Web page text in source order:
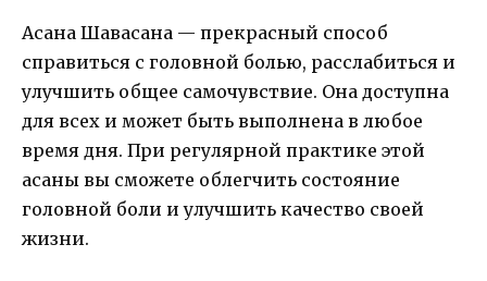
Асана Шавасана — прекрасный способ
справиться с головной болью, расслабиться и
улучшить общее самочувствие. Она доступна
для всех и может быть выполнена в любое
время дня. При регулярной практике этой
асаны вы сможете облегчить состояние
головной боли и улучшить качество своей
жизни.